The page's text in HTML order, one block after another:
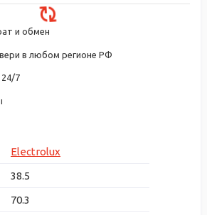
и обмен
в любом регионе РФ
7
Electrolux
38.5
70.3